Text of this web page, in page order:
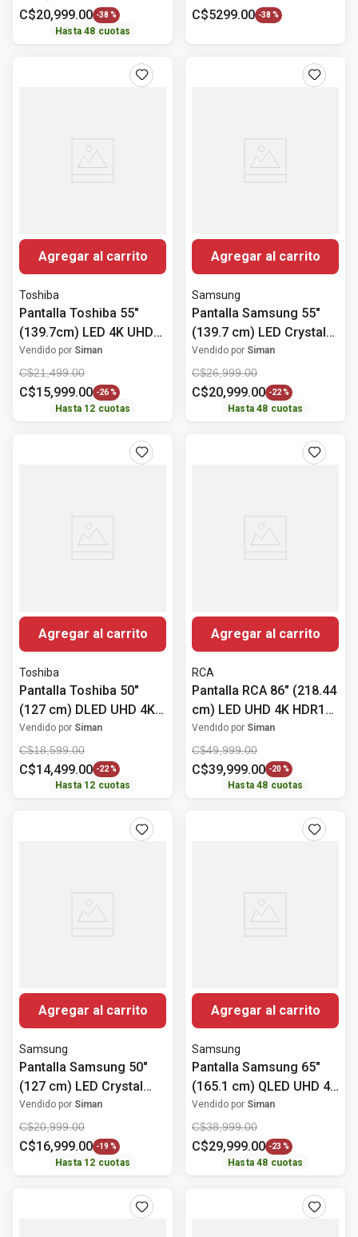
C$20,999.00 -38 %
Hasta48 cuotas
C$5299.00 -38 %
Agregar al carrito
Toshiba
Pantalla Toshiba 55"
(139.7cm) LED 4K UHD
55C350RS
Vendido por Siman
C$21,499.00
C$15,999.00 -26 %
Hasta 12 cuotas
Agregar al carrito
Samsung
Pantalla Samsung 55"
(139.7 cm) LED Crystal
UHD 4K HDR10+
UN55CU7000PXPA
Vendido por Siman
C$26,999.00
C$20,999.00 -22 %
Hasta48 cuotas
Agregar al carrito
Toshiba
Pantalla Toshiba 50"
(127 cm) DLED UHD 4K
HDR10 50C350NS
Vendido por Siman
C$18,599.00
C$14,499.00 -22 %
Hasta 12 cuotas
Agregar al carrito
RCA
Pantalla RCA 86" (218.44
cm) LED UHD 4K HDR10
RC86RK
Vendido por Siman
C$49,999.00
C$39,999.00 -20 %
Hasta48 cuotas
Agregar al carrito
Samsung
Pantalla Samsung 50"
(127 cm) LED Crystal
UHD 4K HDR10+
UN50U8000FPXPA
Vendido por Siman
C$20,999.00
C$16,999.00 -19 %
Hasta 12 cuotas
Agregar al carrito
Samsung
Pantalla Samsung 65"
(165.1 cm) QLED UHD 4K
HDR10+
QN65Q7FAAPXPA
Vendido por Siman
C$38,999.00
C$29,999.00 -23 %
Hasta48 cuotas